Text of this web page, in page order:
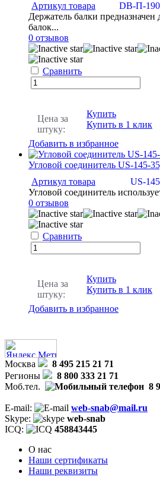
Артикул товара
DB-П-190
Держатель балки
балок...
0 отзывов
Сравнить
Цена за
штуку:
Купить
Купить в 1 клик
Добавить в избранное
Угловой соединитель US-145-
Артикул товара
US-145
Угловой соединитель
0 отзывов
Сравнить
Цена за
штуку:
Купить
Купить в 1 клик
Добавить в избранное
Москва
8 495 215 21 71
Регионы
8 800 333 21 71
Моб.тел.
8
E-mail:
web-snab@mail.ru
Skype:
web-snab
ICQ:
458843445
О нас
Наши сертификаты
Наши реквизиты